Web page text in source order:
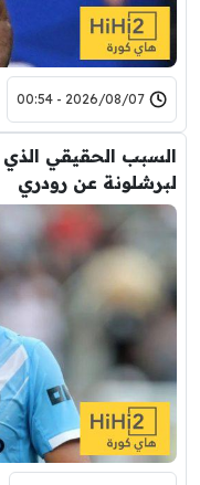
2026/08/07 - 00:54
السبب الحقيقي الذي
لبرشلونة عن رودري